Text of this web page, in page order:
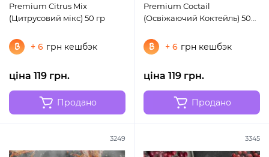
Premium Citrus Mix
(Цитрусовий мікс) 50 гр
+ 6 грн кешбэк
ціна 119 грн.
Продано
Premium Coctail
(Освіжаючий Коктейль) 50
+ 6 грн кешбэк
ціна 119 грн.
Продано
3249 3345